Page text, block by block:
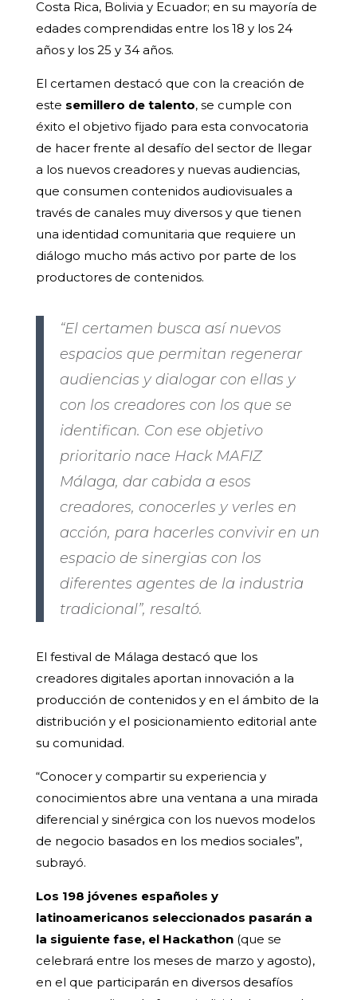
Costa Rica, Bolivia y Ecuador; en su mayoría de
edades comprendidas entre los 18 y los 24
años y los 25 y 34 años.
El certamen destacó que con la creación de
este semillero de talento, se cumple con
éxito el objetivo fijado para esta convocatoria
de hacer frente al desafío del sector de llegar
a los nuevos creadores y nuevas audiencias,
que consumen contenidos audiovisuales a
través de canales muy diversos y que tienen
una identidad comunitaria que requiere un
diálogo mucho más activo por parte de los
productores de contenidos.
“El certamen busca así nuevos
espacios que permitan regenerar
audiencias y dialogar con ellas y
con los creadores con los que se
identifican. Con ese objetivo
prioritario nace Hack MAFIZ
Málaga, dar cabida a esos
creadores, conocerles y verles en
acción, para hacerles convivir en un
espacio de sinergias con los
diferentes agentes de la industria
tradicional”, resaltó.
El festival de Málaga destacó que los
creadores digitales aportan innovación a la
producción de contenidos y en el ámbito de la
distribución y el posicionamiento editorial ante
su comunidad.
“Conocer y compartir su experiencia y
conocimientos abre una ventana a una mirada
diferencial y sinérgica con los nuevos modelos
de negocio basados en los medios sociales”,
subrayó.
Los 198 jóvenes españoles y
latinoamericanos seleccionados pasarán a
la siguiente fase, el Hackathon(que se
celebrará entre los meses de marzo y agosto),
en el que participarán en diversos desafíos